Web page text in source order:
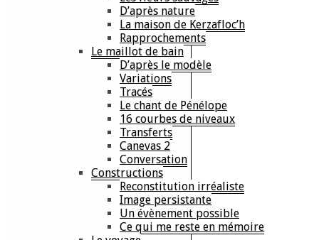
D’après nature
La maison de Kerzafloc’h
Rapprochements
Le maillot de bain
D’après le modèle
Variations
Tracés
Le chant de Pénélope
16 courbes de niveaux
Transferts
Canevas 2
Conversation
Constructions
Reconstitution irréaliste
Image persistante
Un évènement possible
Ce qui me reste en mémoire